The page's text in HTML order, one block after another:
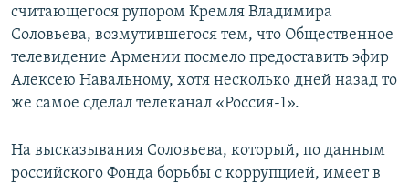
считающегося рупором Кремля Владимира
Соловьева, возмутившегося тем, что Общественное
телевидение Армении посмело предоставить эфир
Алексею Навальному, хотя несколько дней назад то
же самое сделал телеканал «Россия-1».
На высказывания Соловьева, который, по данным
российского Фонда борьбы с коррупцией, имеет в